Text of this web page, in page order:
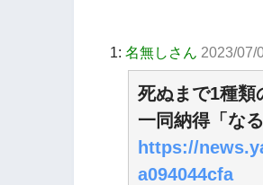
1: 名無しさん 2023/07/
死ぬまで1種類
一同納得「な
https://
a094044cfa